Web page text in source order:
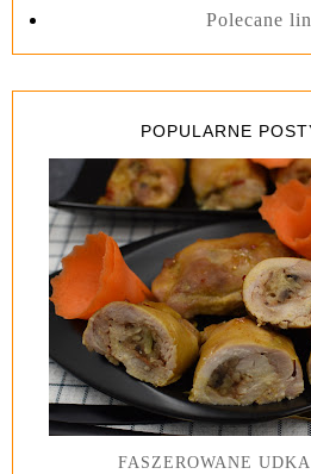
Polecane
POPULARNE
FASZEROWANE